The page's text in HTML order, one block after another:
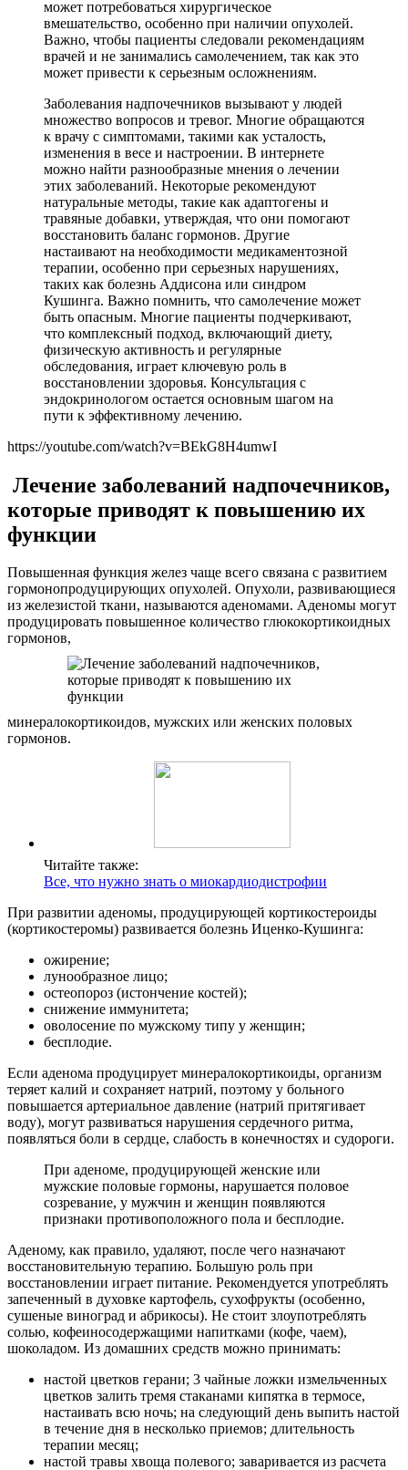
может потребоваться хирургическое
вмешательство, особенно при наличии опухолей.
Важно, чтобы пациенты следовали рекомендациям
врачей и не занимались самолечением, так как это
может привести к серьезным осложнениям.
Заболевания надпочечников вызывают у людей
множество вопросов и тревог. Многие обращаются
к врачу с симптомами, такими как усталость,
изменения в весе и настроении. В интернете
можно найти разнообразные мнения о лечении
этих заболеваний. Некоторые рекомендуют
натуральные методы, такие как адаптогены и
травяные добавки, утверждая, что они помогают
восстановить баланс гормонов. Другие
настаивают на необходимости медикаментозной
терапии, особенно при серьезных нарушениях,
таких как болезнь Аддисона или синдром
Кушинга. Важно помнить, что самолечение может
быть опасным. Многие пациенты подчеркивают,
что комплексный подход, включающий диету,
физическую активность и регулярные
обследования, играет ключевую роль в
восстановлении здоровья. Консультация с
эндокринологом остается основным шагом на
пути к эффективному лечению.
https://youtube.com/watch?v=BEkG8H4umwI
Лечение заболеваний надпочечников,
которые приводят к повышению их
функции
Повышенная функция желез чаще всего связана с развитием
гормонопродуцирующих опухолей. Опухоли, развивающиеся
из железистой ткани, называются аденомами. Аденомы могут
продуцировать повышенное количество глюкокортикоидных
гормонов,
минералокортикоидов, мужских или женских половых
гормонов.
Читайте также:
Все, что нужно знать о миокардиодистрофии
При развитии аденомы, продуцирующей кортикостероиды
(кортикостеромы) развивается болезнь Иценко-Кушинга:
ожирение;
лунообразное лицо;
остеопороз (истончение костей);
снижение иммунитета;
оволосение по мужскому типу у женщин;
бесплодие.
Если аденома продуцирует минералокортикоиды, организм
теряет калий и сохраняет натрий, поэтому у больного
повышается артериальное давление (натрий притягивает
воду), могут развиваться нарушения сердечного ритма,
появляться боли в сердце, слабость в конечностях и судороги.
При аденоме, продуцирующей женские или
мужские половые гормоны, нарушается половое
созревание, у мужчин и женщин появляются
признаки противоположного пола и бесплодие.
Аденому, как правило, удаляют, после чего назначают
восстановительную терапию. Большую роль при
восстановлении играет питание. Рекомендуется употреблять
запеченный в духовке картофель, сухофрукты (особенно,
сушеные виноград и абрикосы). Не стоит злоупотреблять
солью, кофеиносодержащими напитками (кофе, чаем),
шоколадом. Из домашних средств можно принимать:
настой цветков герани; 3 чайные ложки измельченных
цветков залить тремя стаканами кипятка в термосе,
настаивать всю ночь; на следующий день выпить настой
в течение дня в несколько приемов; длительность
терапии месяц;
настой травы хвоща полевого; заваривается из расчета